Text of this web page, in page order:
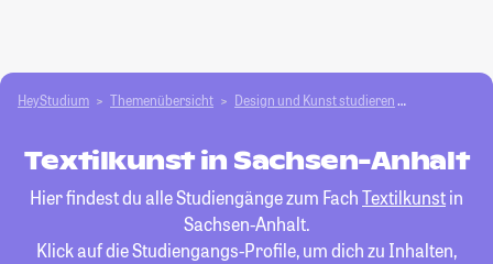
HeyStudium Themenübersicht Design und Kunst studieren
Textilkunst in Sachsen-Anhalt
Hier findest du alle Studiengänge zum FachTextilkunstin
Sachsen-Anhalt.
Klick auf die Studiengangs-Profile, um dich zu Inhalten,